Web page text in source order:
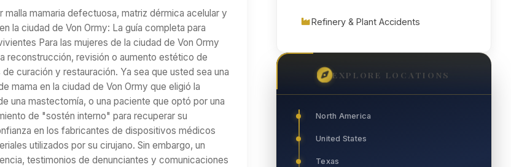
mamaria defectuosa, matriz dérmica acelular y
la ciudad de Von Ormy: La guía completa para
Para las mujeres de la ciudad de Von Ormy
reconstrucción, revisión o aumento estético de
curación y restauración. Ya sea que usted sea una
mama en la ciudad de Von Ormy que eligió la
una mastectomía, o una paciente que optó por una
de "sostén interno" para recuperar su
en los fabricantes de dispositivos médicos
utilizados por su cirujano. Sin embargo, un
testimonios de denunciantes y comunicaciones
Refinery & Plant Accidents
EXPLORE LOCATIONS
North America
United States
Texas